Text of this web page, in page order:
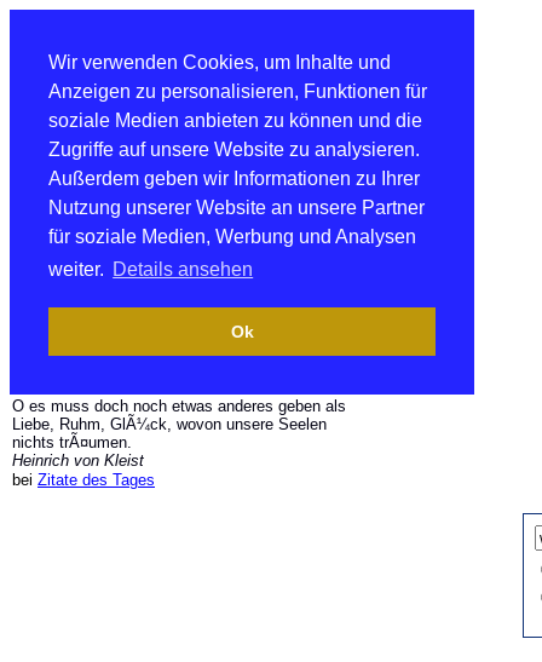
Wir verwenden Cookies, um Inhalte und
Anzeigen zu personalisieren, Funktionen für
soziale Medien anbieten zu können und die
Zugriffe auf unsere Website zu analysieren.
Außerdem geben wir Informationen zu Ihrer
Nutzung unserer Website an unsere Partner
für soziale Medien, Werbung und Analysen
weiter. Details ansehen
Ok
O es muss doch noch etwas anderes geben als
Liebe, Ruhm, GlÃ¼ck, wovon unsere Seelen
nichts trÃ¤umen.
Heinrich von Kleist
bei Zitate des Tages